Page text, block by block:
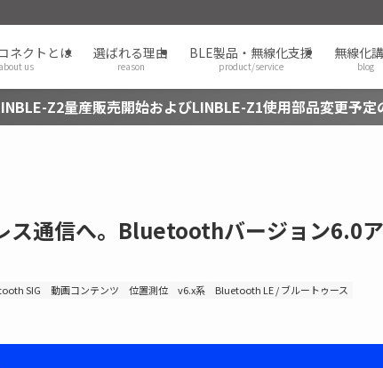
ネクトとは
about us
選ばれる理由
reason
BLE製品・無線化支援
product/service
無線化
blog
Z2量産販売開始およびLINBLE-Z1使用部品変更予定
ス通信へ。Bluetoothバージョン6.0
SIG 動画コンテンツ 位置測位 v6.x系 Bluetooth LE / ブルートゥース